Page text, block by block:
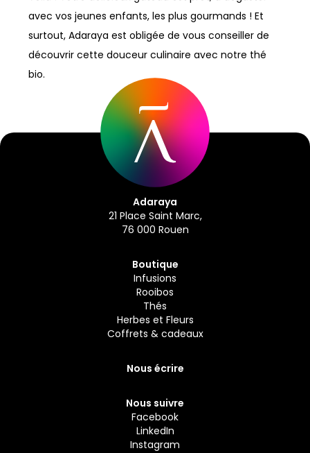
avec vos jeunes enfants, les plus gourmands ! Et
surtout, Adaraya est obligée de vous conseiller de
découvrir cette douceur culinaire avec notre thé
bio.
Adaraya
21 Place Saint Marc,
76 000 Rouen
Boutique
Infusions
Rooibos
Thés
Herbes et Fleurs
Coffrets & cadeaux
Nous écrire
Nous suivre
Facebook
LinkedIn
Instagram